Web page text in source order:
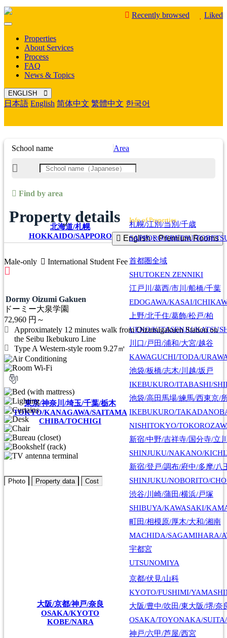
Recently browsed Liked
Mobile
Properties
About Services
Process
FAQ
News & Topics
ENGLISH
日本語 English 简体中文 繁體中文 한국어
School name Area
Find by area
北海道/札幌
HOKKAIDO/SAPPORO
札幌/江別/当別/千歳
SAPPORO/EBETSU/
東京/神奈川/埼玉/千葉/栃木
TOKYO/KANAGAWA/SAITAMA
CHIBA/TOCHIGI
首都圏全域
SHUTOKEN ZENNIKI
江戸川/葛西/市川/船橋/千葉
EDOGAWA/KASAI/
上野/北千住/葛飾/松戸/柏
UENO/KITASENJU/
川口/戸田/浦和/大宮/越谷
KAWAGUCHI/TODA/
池袋/板橋/志木/川越/坂戸
IKEBUKURO/ITABASHI/
池袋/高田馬場/練馬/西東京/
IKEBUKURO/
NISHITOKYO/
新宿/中野/吉祥寺/国分寺/立
SHINJUKU/NAKANO/
新宿/登戸/調布/府中/多摩/八
SHINJUKU/NOBORITO/
渋谷/川崎/蒲田/横浜/戸塚
SHIBUYA/KAWASAKI/
町田/相模原/厚木/大和/湘南
MACHIDA/SAGAMIHARA/
宇都宮
UTSUNOMIYA
大阪/京都/神戸/奈良
OSAKA/KYOTO
KOBE/NARA
京都/伏見/山科
KYOTO/FUSHIMI/
大阪/豊中/吹田/東大阪/堺/奈
OSAKA/TOYONAKA/
神戸/六甲/芦屋/西宮
Property details Info of Properties
English：Premium Rooms
Male-only International Student Fee
Dormy Oizumi Gakuen
ドーミー大泉学園
72,960 円～
Approximately 12 minutes walk from Oizumigakuen Station on
the Seibu Ikebukuro Line
Type A Western-style room 9.27㎡
Photo Property data Cost